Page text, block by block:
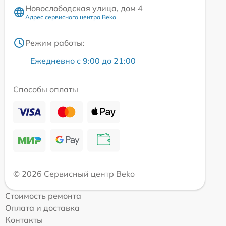
Новослободская улица, дом 4
Адрес сервисного центра Beko
Режим работы:
Ежедневно с 9:00 до 21:00
Способы оплаты
© 2026 Сервисный центр Beko
Стоимость ремонта
Оплата и доставка
Контакты